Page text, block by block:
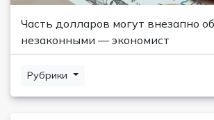
Часть долларов могут внезапно
незаконными — экономист
Рубрики